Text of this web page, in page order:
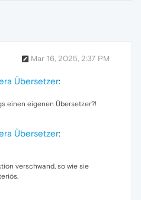
Mar 16, 2025, 2:37 PM
Übersetzer:
einen eigenen Übersetzer?!
Übersetzer:
verschwand, so wie sie